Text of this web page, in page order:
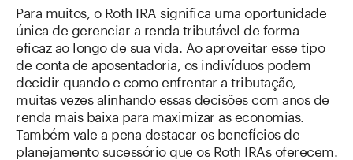
Para muitos, o Roth IRA significa uma oportunidade
única de gerenciar a renda tributável de forma
eficaz ao longo de sua vida. Ao aproveitar esse tipo
de conta de aposentadoria, os indivíduos podem
decidir quando e como enfrentar a tributação,
muitas vezes alinhando essas decisões com anos de
renda mais baixa para maximizar as economias.
Também vale a pena destacar os benefícios de
planejamento sucessório que os Roth IRAs oferecem.